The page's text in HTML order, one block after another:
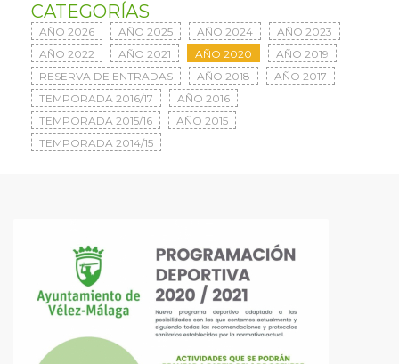
CATEGORÍAS
AÑO 2026 AÑO 2025 AÑO 2024
AÑO 2023
AÑO 2022
AÑO 2021 AÑO 2020
AÑO 2019
RESERVA DE ENTRADAS
AÑO 2018
AÑO 2017
TEMPORADA 2016/17
AÑO 2016
TEMPORADA 2015/16
AÑO 2015
TEMPORADA 2014/15